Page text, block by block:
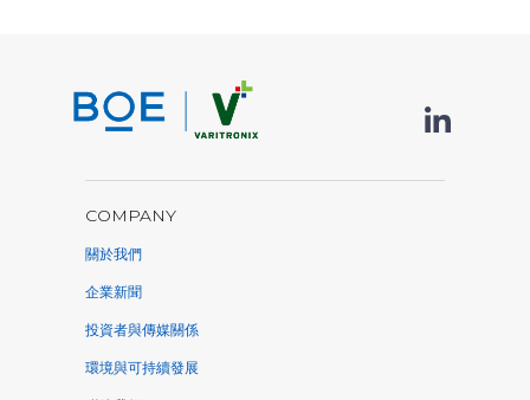
COMPANY
關於我們
企業新聞
投資者與傳媒關係
環境與可持續發展